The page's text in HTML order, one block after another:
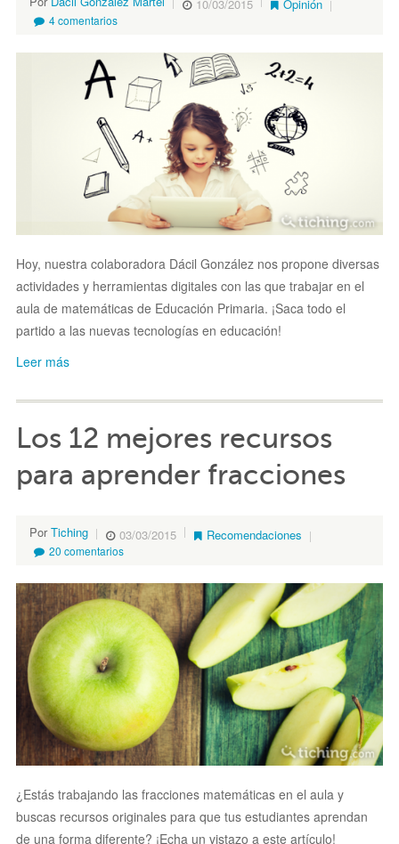
10/03/2015 Opinión
4 comentarios
Hoy, nuestra colaboradora Dácil González nos propone diversas
actividades y herramientas digitales con las que trabajar en el
aula de matemáticas de Educación Primaria. ¡Saca todo el
partido a las nuevas tecnologías en educación!
Leer más
Los 12 mejores recursos
para aprender fracciones
PorTiching 03/03/2015 Recomendaciones
20 comentarios
¿Estás trabajando las fracciones matemáticas en el aula y
buscas recursos originales para que tus estudiantes aprendan
de una forma diferente? ¡Echa un vistazo a este artículo!